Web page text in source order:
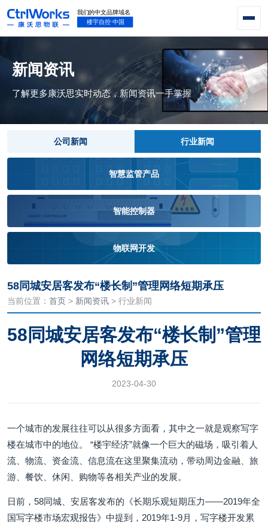
新闻资讯
了解更多康沃思实时动态，新闻资讯一手掌握
公司新闻 行业新闻
智慧监管产品
智能控制器
物联网开发
58同城安居客发布“楼长制”管理网络短期承压
当前位置： 首页 > 新闻资讯 > 行业新闻
58同城安居客发布“楼长制”管理
网络短期承压
2023-04-30
一个城市的发展往往可以从很多方面看，其中之一就是观察写字
楼在城市中的地位。 “楼宇经济”就像一个巨大的磁场，吸引着人
流、物流、资金流、信息流在这里聚集流动，带动周边金融、旅
游、餐饮、休闲、购物等各相关产业的发展。
日前，58同城、安居客发布的《长期乐观短期压力——2019年全
国写字楼市场宏观报告》中提到，2019年1-9月，写字楼开发累